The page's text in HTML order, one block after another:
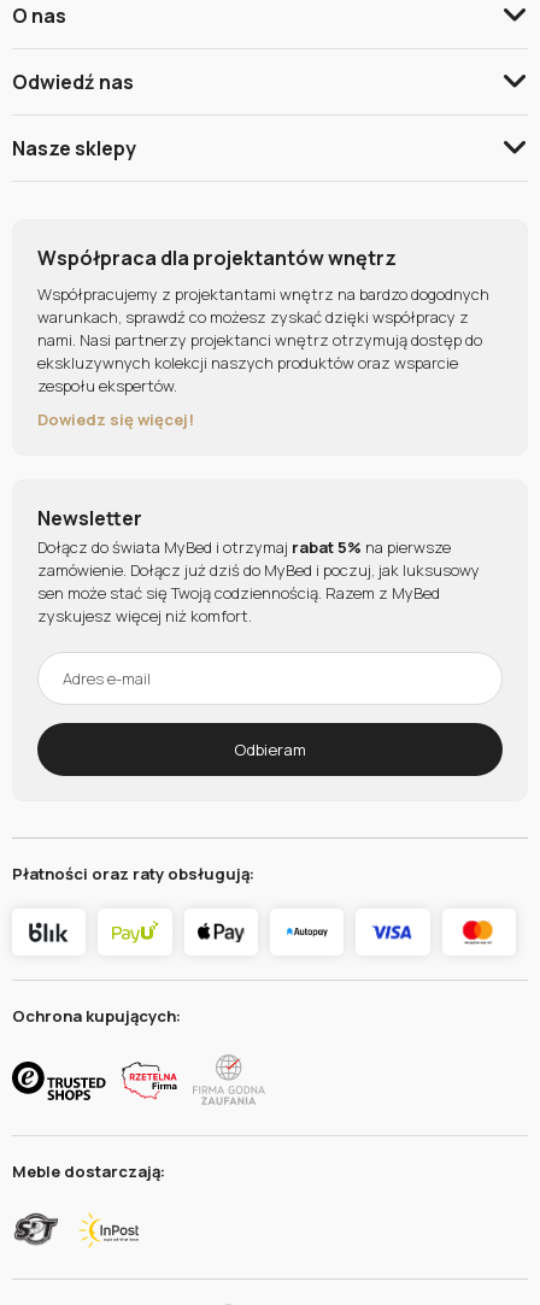
O nas
Odwiedź nas
Nasze sklepy
Współpraca dla projektantów wnętrz
Współpracujemy z projektantami wnętrz na bardzo dogodnych
warunkach, sprawdź co możesz zyskać dzięki współpracy z
nami. Nasi partnerzy projektanci wnętrz otrzymują dostęp do
ekskluzywnych kolekcji naszych produktów oraz wsparcie
zespołu ekspertów.
Dowiedz się więcej!
Newsletter
Dołącz do świata MyBed i otrzymaj rabat 5% na pierwsze
zamówienie. Dołącz już dziś do MyBed i poczuj, jak luksusowy
sen może stać się Twoją codziennością. Razem z MyBed
zyskujesz więcej niż komfort.
Odbieram
Płatności oraz raty obsługują:
Ochrona kupujących:
Meble dostarczają: